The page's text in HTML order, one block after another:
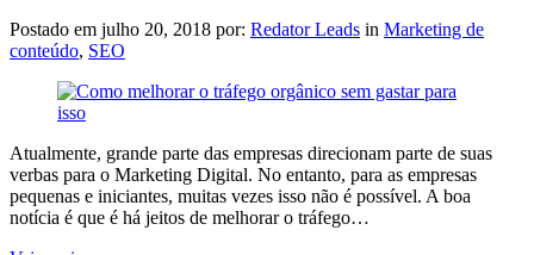
Postado em julho 20, 2018 por: Redator Leads in Marketing de
conteúdo, SEO
Atualmente, grande parte das empresas direcionam parte de suas
verbas para o Marketing Digital. No entanto, para as empresas
pequenas e iniciantes, muitas vezes isso não é possível. A boa
notícia é que é há jeitos de melhorar o tráfego…